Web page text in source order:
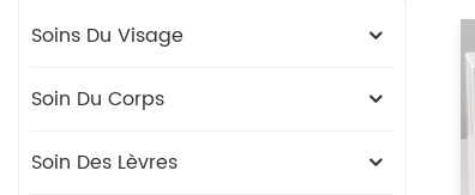
Soins Du Visage
Soin Du Corps
Soin Des Lèvres